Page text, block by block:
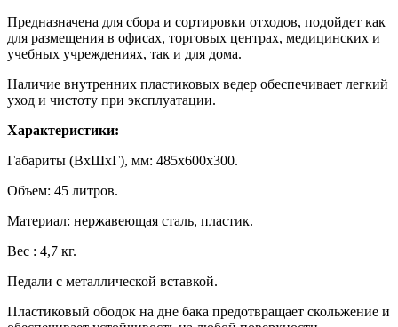
Предназначена для сбора и сортировки отходов, подойдет как
для размещения в офисах, торговых центрах, медицинских и
учебных учреждениях, так и для дома.
Наличие внутренних пластиковых ведер обеспечивает легкий
уход и чистоту при эксплуатации.
Характеристики:
Габариты (ВхШхГ), мм: 485х600х300.
Объем: 45 литров.
Материал: нержавеющая сталь, пластик.
Вес : 4,7 кг.
Педали с металлической вставкой.
Пластиковый ободок на дне бака предотвращает скольжение и